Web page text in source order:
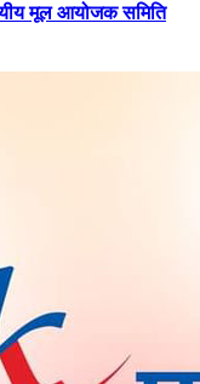
मूल आयोजक समिति